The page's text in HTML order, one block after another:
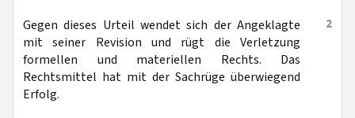
2
Gegen dieses Urteil wendet sich der Angeklagte
mit seiner Revision und rügt die Verletzung
formellen und materiellen Rechts. Das
Rechtsmittel hat mit der Sachrüge überwiegend
Erfolg.